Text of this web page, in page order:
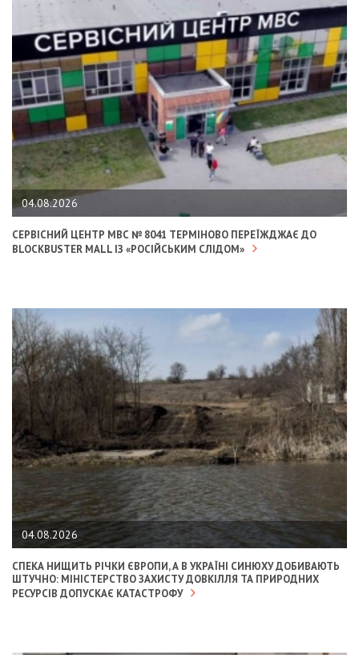
04.08.2026
СЕРВІСНИЙ ЦЕНТР МВС № 8041 ТЕРМІНОВО ПЕРЕЇЖДЖАЄ ДО
BLOCKBUSTER MALL ІЗ «РОСІЙСЬКИМ СЛІДОМ»
04.08.2026
СПЕКА НИЩИТЬ РІЧКИ ЄВРОПИ, А В УКРАЇНІ СИНЮХУ ДОБИВАЮТЬ
ШТУЧНО: МІНІСТЕРСТВО ЗАХИСТУ ДОВКІЛЛЯ ТА ПРИРОДНИХ
РЕСУРСІВ ДОПУСКАЄ КАТАСТРОФУ